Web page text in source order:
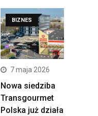
BIZNES
7 maja 2026
Nowa siedziba
Transgourmet
Polska już działa